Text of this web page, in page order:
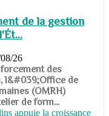
de la gestion
26
des
l&#039;Office de
(OMRH)
de form...